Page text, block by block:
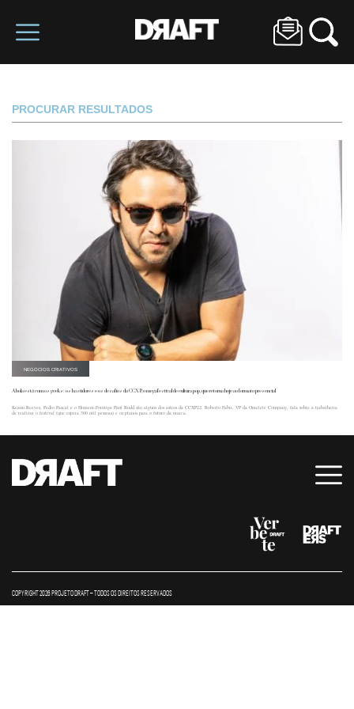
PROCURAR RESULTADOS
NEGÓCIOS CRIATIVOS
A bola está com os geeks: os bastidores e os desafios da CCXP, o megafestival de cultura pop, que retorna hoje ao formato presencial
Keanu Reeves, Pedro Pascal e o Homem-Formiga Paul Rudd são alguns dos astros da CCXP22. Roberto Fabri, VP da Omelete Company, fala sobre a trabalheira
de realizar o festival (que espera 300 mil pessoas) e os planos para o futuro da marca.
COPYRIGHT 2026 PROJETO DRAFT – TODOS OS DIREITOS RESERVADOS